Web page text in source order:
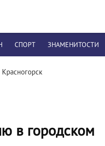
СПОРТ ЗНАМЕНИТОСТИ
в городском